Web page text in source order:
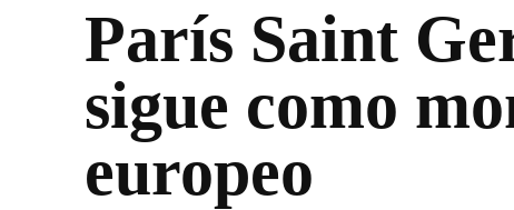
París Saint
sigue como
europeo